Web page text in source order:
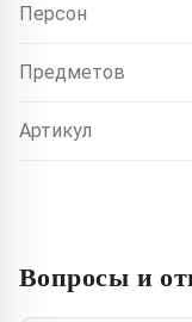
Персон
Предметов
Артикул
Вопросы и